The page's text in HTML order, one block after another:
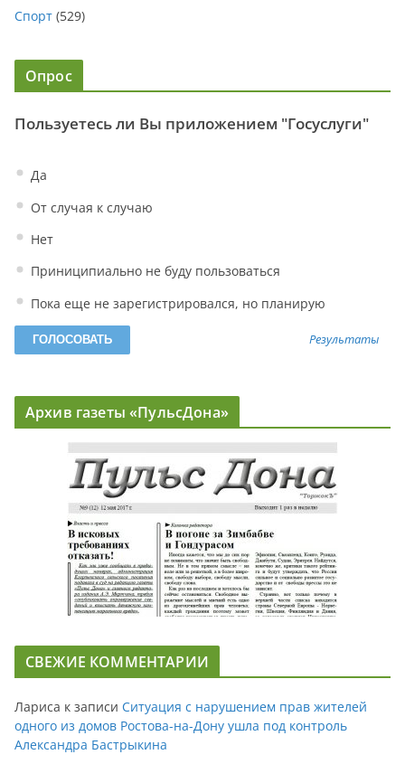
Спорт (529)
Опрос
Пользуетесь ли Вы приложением "Госуслуги"
Да
От случая к случаю
Нет
Приниципиально не буду пользоваться
Пока еще не зарегистрировался, но планирую
Результаты
Архив газеты «ПульсДона»
СВЕЖИЕ КОММЕНТАРИИ
Лариса к записи Ситуация с нарушением прав жителей
одного из домов Ростова-на-Дону ушла под контроль
Александра Бастрыкина